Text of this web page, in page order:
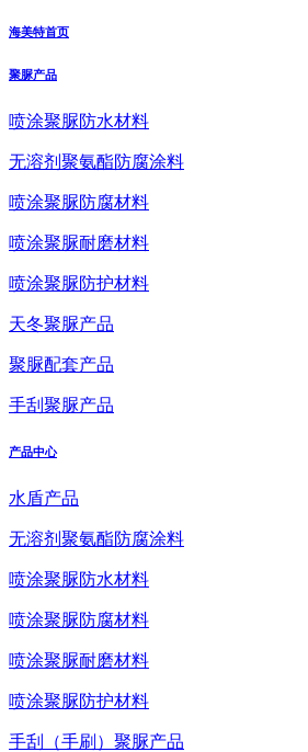
海美特首页
聚脲产品
喷涂聚脲防水材料
无溶剂聚氨酯防腐涂料
喷涂聚脲防腐材料
喷涂聚脲耐磨材料
喷涂聚脲防护材料
天冬聚脲产品
聚脲配套产品
手刮聚脲产品
产品中心
水盾产品
无溶剂聚氨酯防腐涂料
喷涂聚脲防水材料
喷涂聚脲防腐材料
喷涂聚脲耐磨材料
喷涂聚脲防护材料
手刮（手刷）聚脲产品